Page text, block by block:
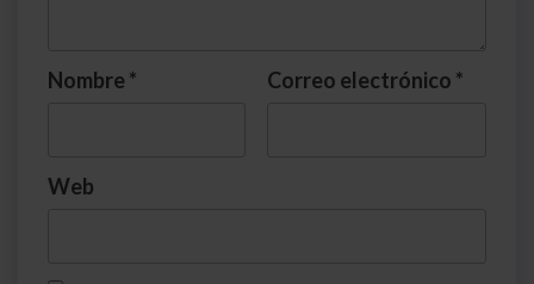
Nombre * Correo electrónico *
Web